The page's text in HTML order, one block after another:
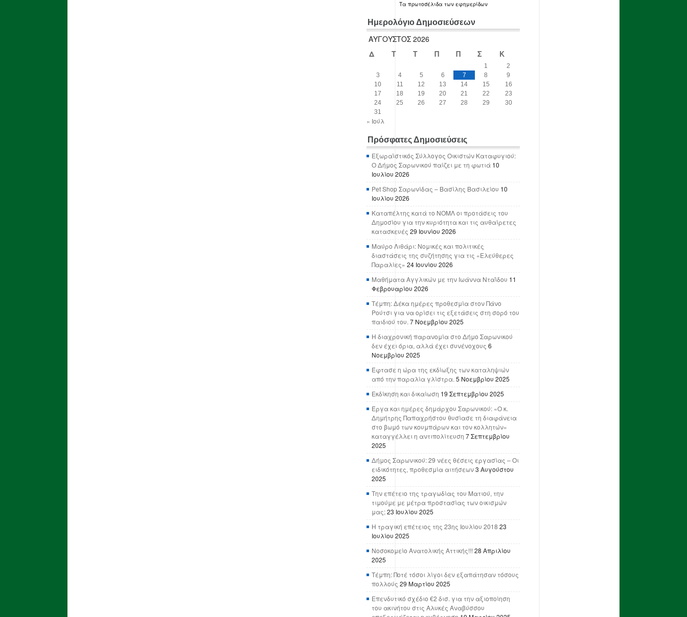
Τα πρωτοσέλιδα των εφημερίδων
Ημερολόγιο Δημοσιεύσεων
ΑΎΓΟΥΣΤΟΣ 2026
Δ
Τ Τ Π Π Σ Κ
1
2
3
4 5 6 7 8
9
10
11 12 13 14 15
16
17
18 19 20 21 22
23
24
25 26 27 28 29
30
31
« Ιούλ
Πρόσφατες Δημοσιεύσεις
Εξωραϊστικός Σύλλογος Οικιστών Καταφυγιού:
Ο Δήμος Σαρωνικού παίζει με τη φωτιά 10
Ιουλίου 2026
Pet Shop Σαρωνίδας – Βασίλης Βασιλείου 10
Ιουλίου 2026
Καταπέλτης κατά το ΝΟΜΛ οι προτάσεις του
Δημοσίου για την κυριότητα και τις αυθαίρετες
κατασκευές 29 Ιουνίου 2026
Μαύρο Λιθάρι: Νομικές και πολιτικές
διαστάσεις της συζήτησης για τις «Ελεύθερες
Παραλίες» 24 Ιουνίου 2026
Μαθήματα Αγγλικών με την Ιωάννα Νταΐδου 11
Φεβρουαρίου 2026
Τέμπη: Δέκα ημέρες προθεσμία στον Πάνο
Ρούτσι για να ορίσει τις εξετάσεις στη σορό του
παιδιού του. 7 Νοεμβρίου 2025
Η διαχρονική παρανομία στο Δήμο Σαρωνικού
δεν έχει όρια, αλλά έχει συνένοχους 6
Νοεμβρίου 2025
Έφτασε η ώρα της εκδίωξης των καταληψιών
από την παραλία γλίστρα. 5 Νοεμβρίου 2025
Εκδίκηση και δικαίωση 19 Σεπτεμβρίου 2025
Έργα και ημέρες δημάρχου Σαρωνικού: «Ο κ.
Δημήτρης Παπαχρήστου θυσίασε τη διαφάνεια
στο βωμό των κουμπάρων και τον κολλητών»
καταγγέλλει η αντιπολίτευση 7 Σεπτεμβρίου
2025
Δήμος Σαρωνικού: 29 νέες θέσεις εργασίας – Οι
ειδικότητες, προθεσμία αιτήσεων3 Αυγούστου
2025
Την επέτειο της τραγωδίας του Ματιού, την
τιμούμε με μέτρα προστασίας των οικισμών
μας;23 Ιουλίου 2025
Η τραγική επέτειος της 23ης Ιουλίου 2018 23
Ιουλίου 2025
Νοσοκομείο Ανατολικής Αττικής!!! 28 Απριλίου
2025
Τέμπη: Ποτέ τόσοι λίγοι δεν εξαπάτησαν τόσους
πολλούς 29 Μαρτίου 2025
Επενδυτικό σχέδιο €2 δισ. για την αξιοποίηση
του ακινήτου στις Αλυκές Αναβύσσου